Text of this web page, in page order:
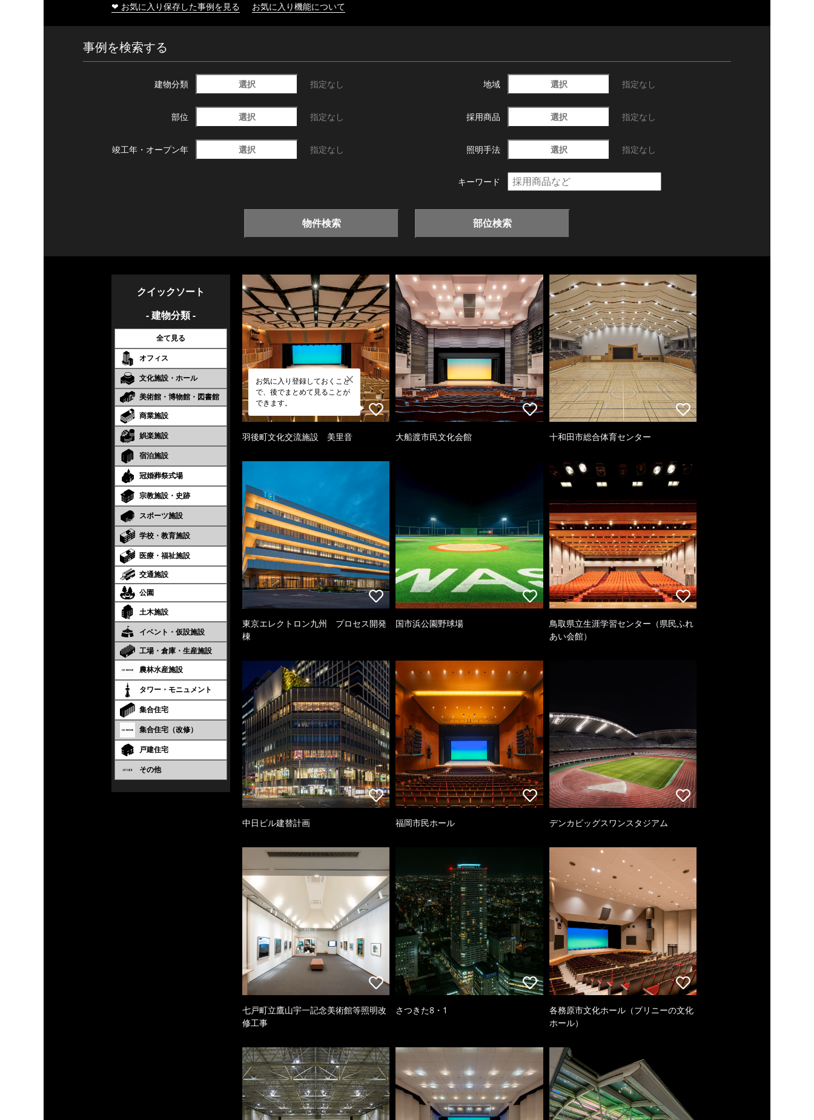
❤ お気に入り保存した事例を見る お気に入り機能について
事例を検索する
建物分類 選択 指定なし 地域 選択 指定なし
部位 選択 指定なし 採用商品 選択 指定なし
竣工年・ オープン年 選択 指定なし 照明手法 選択 指定なし
キーワード
物件検索 部位検索
クイックソート
- 建物分類 -
全て見る
オフィス
文化施設・ホール
美術館・博物館・図書館
商業施設
娯楽施設
宿泊施設
冠婚葬祭式場
宗教施設・史跡
スポーツ施設
学校・教育施設
医療・福祉施設
交通施設
公園
土木施設
イベント・仮設施設
工場・倉庫・生産施設
農林水産施設
タワー・モニュメント
集合住宅
集合住宅（改修）
戸建住宅
その他
お気に入り登録しておくこと
で、後でまとめて見ることが
できます。
羽後町文化交流施設 美里音 大船渡市民文化会館 十和田市総合体育センター
東京エレクトロン九州 プロセス開発
棟
国市浜公園野球場
鳥取県立生涯学習センター（県民ふれ
あい会館）
中日ビル建替計画 福岡市民ホール デンカビッグスワンスタジアム
七戸町立鷹山宇一記念美術館等照明改
修工事
さつきた8・1
各務原市文化ホール（プリニーの文化
ホール）